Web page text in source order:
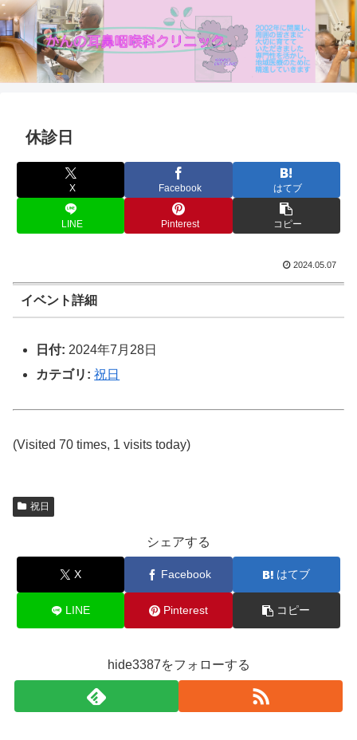
休診日
X Facebook はてブ
LINE Pinterest コピー
2024.05.07
イベント詳細
日付: 2024年7月28日
カテゴリ: 祝日
(Visited 70 times, 1 visits today)
祝日
シェアする
X Facebook はてブ
LINE Pinterest コピー
hide3387をフォローする